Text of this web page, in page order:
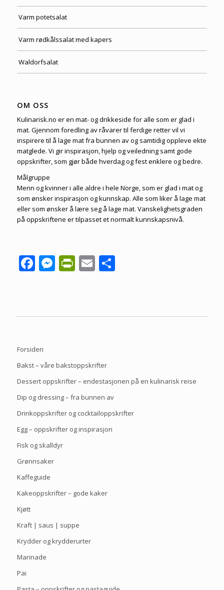
Varm potetsalat
Varm rødkålssalat med kapers
Waldorfsalat
OM OSS
Kulinarisk.no er en mat- og drikkeside for alle som er glad i
mat. Gjennom foredling av råvarer til ferdige retter vil vi
inspirere til å lage mat fra bunnen av og samtidig oppleve ekte
matglede. Vi gir inspirasjon, hjelp og veiledning samt gode
oppskrifter, som gjør både hverdag og fest enklere og bedre.
Målgruppe
Menn og kvinner i alle aldre i hele Norge, som er glad i mat og
som ønsker inspirasjon og kunnskap. Alle som liker å lage mat
eller som ønsker å lære seg å lage mat. Vanskelighetsgraden
på oppskriftene er tilpasset et normalt kunnskapsnivå.
Facebook
Messenger
PrintFriendly
EmailShare
Forsiden
Bakst – våre bakstoppskrifter
Dessert oppskrifter – endestasjonen på en kulinarisk reise
Dip og dressing – fra bunnen av
Drinkoppskrifter og cocktailoppskrifter
Egg – oppskrifter og inspirasjon
Fisk og skalldyr
Grønnsaker
Kaffeguide
Kakeoppskrifter – gode kaker
Kjøtt
Kraft | saus | suppe
Krydder og krydderurter
Marinade
Pai